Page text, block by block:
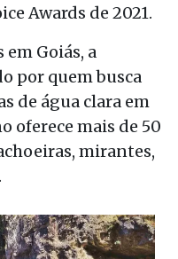
Awards de 2021.
Goiás, a
por quem busca
de água clara em
oferece mais de 50
mirantes,